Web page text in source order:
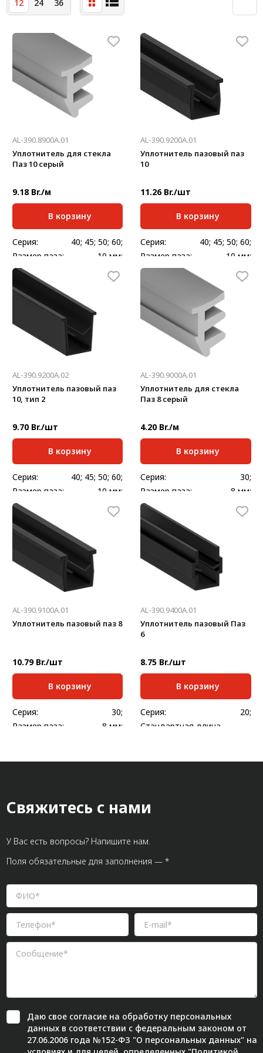
Система V-паза NEW!
Алюминиевые промышленные ограждения
Алюминиевая промышленная мебель
Крейты и кассеты Subrack systems
Профиль строительного назначения
Метрический крепеж
Конструкции из профиля
Услуги дополнительной обработки профиля
12 24 36
AL-390.8900A.01
Уплотнитель для стекла
Паз 10 серый
9.18 Br./м
В корзину
Серия:
40; 45; 50; 60;
Размер паза:
10 мм;
Стандартная
длина, мм:
150000
Масса, кг/шт:
AL-390.9200A.01
Уплотнитель пазовый паз
10
11.26 Br./шт
В корзину
Серия:
40; 45; 50; 60;
Размер паза:
10 мм;
Стандартная длина,
2000
AL-390.9200A.02
Уплотнитель пазовый паз
10, тип 2
9.70 Br./шт
В корзину
Серия:
40; 45; 50; 60;
Размер паза:
10 мм;
Стандартная длина,
мм:
2000
Масса, кг/м:
AL-390.9000A.01
Уплотнитель для стекла
Паз 8 серый
4.20 Br./м
В корзину
Серия:
30;
Размер паза:
8 мм;
Стандартная
длина, мм:
200000
Масса, кг/м:
AL-390.9100A.01
Уплотнитель пазовый паз 8
10.79 Br./шт
В корзину
Серия:
30;
Размер паза:
8 мм;
Масса, кг/шт:
0,047
AL-390.9400A.01
Уплотнитель пазовый Паз
6
8.75 Br./шт
В корзину
Серия:
20;
Стандартная длина,
Свяжитесь с нами
У Вас есть вопросы? Напишите нам.
Поля обязательные для заполнения — *
Даю свое согласиена обработку персональных
данных в соответствии с федеральным законом от
27.06.2006 года №152-ФЗ "О персональных данных" на